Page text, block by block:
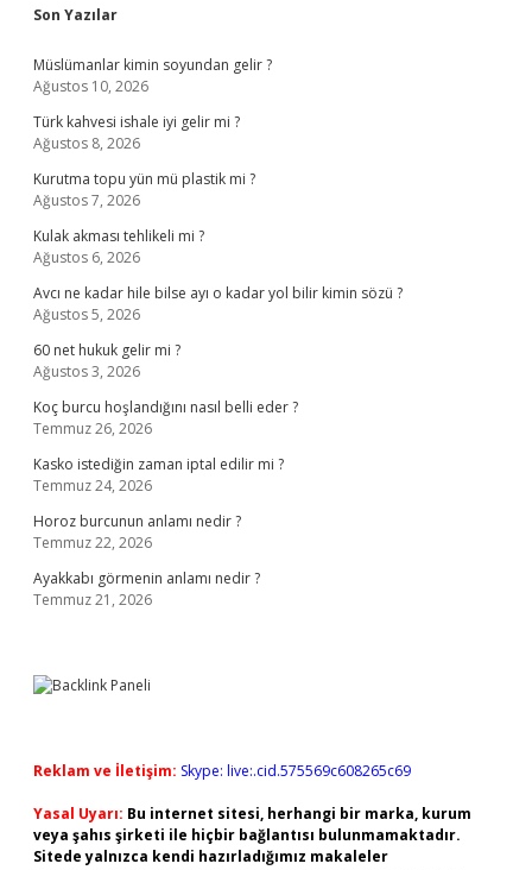
Sidebar
Son Yazılar
Müslümanlar kimin soyundan gelir ?
Ağustos 10, 2026
Türk kahvesi ishale iyi gelir mi ?
Ağustos 8, 2026
Kurutma topu yün mü plastik mi ?
Ağustos 7, 2026
Kulak akması tehlikeli mi ?
Ağustos 6, 2026
Avcı ne kadar hile bilse ayı o kadar yol bilir kimin sözü ?
Ağustos 5, 2026
60 net hukuk gelir mi ?
Ağustos 3, 2026
Koç burcu hoşlandığını nasıl belli eder ?
Temmuz 26, 2026
Kasko istediğin zaman iptal edilir mi ?
Temmuz 24, 2026
Horoz burcunun anlamı nedir ?
Temmuz 22, 2026
Ayakkabı görmenin anlamı nedir ?
Temmuz 21, 2026
Reklam ve İletişim: Skype: live:.cid.575569c608265c69
Yasal Uyarı: Bu internet sitesi, herhangi bir marka, kurum
veya şahıs şirketi ile hiçbir bağlantısı bulunmamaktadır.
Sitede yalnızca kendi hazırladığımız makaleler